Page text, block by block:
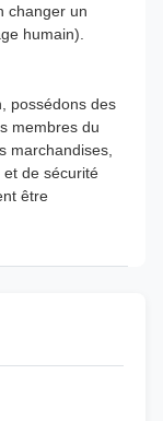
changer un
humain).
possédons des
membres du
marchandises,
de sécurité
être